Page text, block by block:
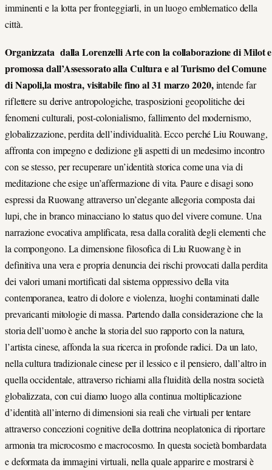
imminenti e la lotta per fronteggiarli, in un luogo emblematico della
città.
Organizzata dalla Lorenzelli Arte con la collaborazione di Milot e
promossa dall’Assessorato alla Cultura e al Turismo del Comune
di Napoli,la mostra, visitabile fino al 31 marzo 2020,intende far
riflettere su derive antropologiche, trasposizioni geopolitiche dei
fenomeni culturali, post-colonialismo, fallimento del modernismo,
globalizzazione, perdita dell’individualità. Ecco perché Liu Rouwang,
affronta con impegno e dedizione gli aspetti di un medesimo incontro
con se stesso, per recuperare un’identità storica come una via di
meditazione che esige un’affermazione di vita. Paure e disagi sono
espressi da Ruowang attraverso un’elegante allegoria composta dai
lupi, che in branco minacciano lo status quo del vivere comune. Una
narrazione evocativa amplificata, resa dalla coralità degli elementi che
la compongono. La dimensione filosofica di Liu Ruowang è in
definitiva una vera e propria denuncia dei rischi provocati dalla perdita
dei valori umani mortificati dal sistema oppressivo della vita
contemporanea, teatro di dolore e violenza, luoghi contaminati dalle
prevaricanti mitologie di massa. Partendo dalla considerazione che la
storia dell’uomo è anche la storia del suo rapporto con la natura,
l’artista cinese, affonda la sua ricerca in profonde radici. Da un lato,
nella cultura tradizionale cinese per il lessico e il pensiero, dall’altro in
quella occidentale, attraverso richiami alla fluidità della nostra società
globalizzata, con cui diamo luogo alla continua moltiplicazione
d’identità all’interno di dimensioni sia reali che virtuali per tentare
attraverso concezioni cognitive della dottrina neoplatonica di riportare
armonia tra microcosmo e macrocosmo. In questa società bombardata
e deformata da immagini virtuali, nella quale apparire e mostrarsi è